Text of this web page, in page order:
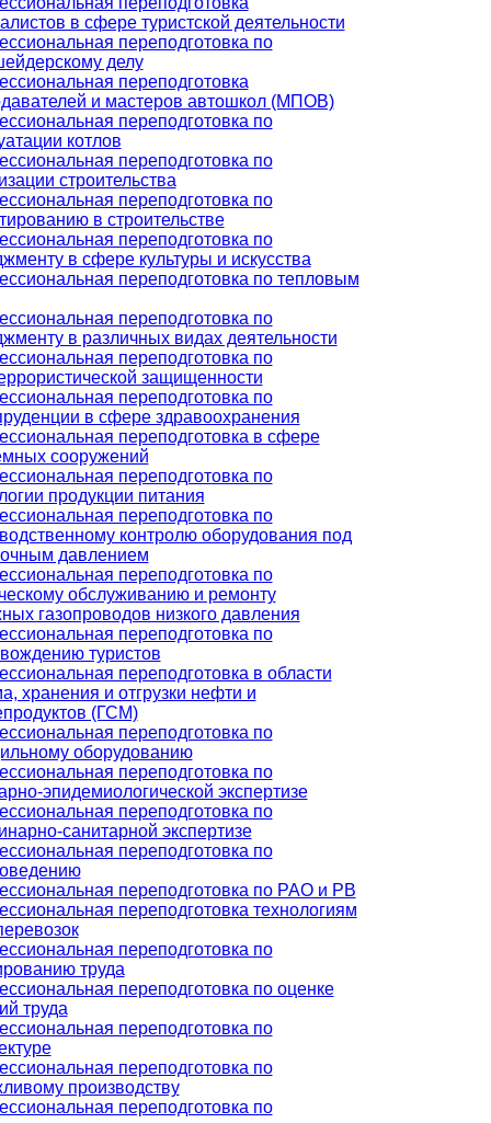
в сфере туристской деятельности
переподготовка по
делу
переподготовка
и мастеров автошкол (МПОВ)
переподготовка по
котлов
переподготовка по
строительства
переподготовка по
в строительстве
переподготовка по
в сфере культуры и искусства
переподготовка по тепловым
переподготовка по
в различных видах деятельности
переподготовка по
защищенности
переподготовка по
в сфере здравоохранения
переподготовка в сфере
сооружений
переподготовка по
продукции питания
переподготовка по
контролю оборудования под
давлением
переподготовка по
обслуживанию и ремонту
газопроводов низкого давления
переподготовка по
туристов
переподготовка в области
хранения и отгрузки нефти и
(ГСМ)
переподготовка по
оборудованию
переподготовка по
эпидемиологической экспертизе
переподготовка по
санитарной экспертизе
переподготовка по
переподготовка по РАО и РВ
переподготовка технологиям
переподготовка по
труда
переподготовка по оценке
труда
переподготовка по
переподготовка по
производству
переподготовка по